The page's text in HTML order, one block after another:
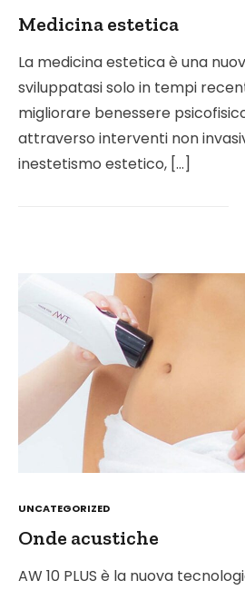
Medicina estetica
La medicina estetica è una
sviluppatasi solo in tempi
migliorare benessere
attraverso interventi non
inestetismo estetico, […]
POSTED
UNCATEGORIZED
Onde acustiche
AW 10 PLUS è la nuova